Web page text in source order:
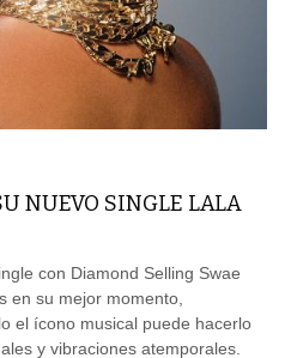
NUEVO SINGLE LALA
en su mejor momento,
el ícono musical puede hacerlo
y vibraciones atemporales.